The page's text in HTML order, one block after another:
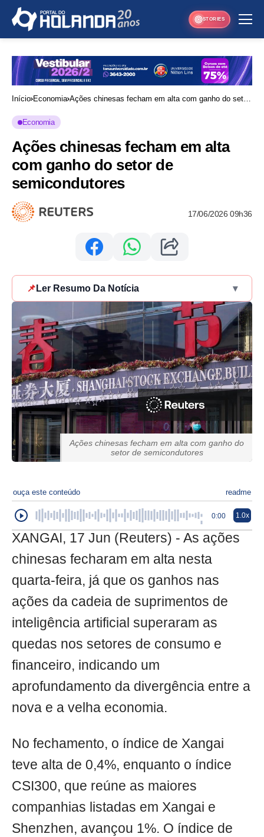
STORIES
Início Economia Ações chinesas fecham em alta com ganho do setor
Economia
Ações chinesas fecham em alta
com ganho do setor de
semicondutores
17/06/2026 09h36
📌 Ler Resumo Da Notícia ▾
Ações chinesas fecham em alta com ganho do
setor de semicondutores
ouça este conteúdo readme
0:00 1.0x
XANGAI, 17 Jun (Reuters) - As ações
chinesas fecharam em alta nesta
quarta-feira, já que os ganhos nas
ações da cadeia de suprimentos de
inteligência artificial superaram as
quedas nos setores de consumo e
financeiro, indicando um
aprofundamento da divergência entre a
nova e a velha economia.
No fechamento, o índice de Xangai
teve alta de 0,4%, enquanto o índice
CSI300, que reúne as maiores
companhias listadas em Xangai e
Shenzhen, avançou 1%. O índice de